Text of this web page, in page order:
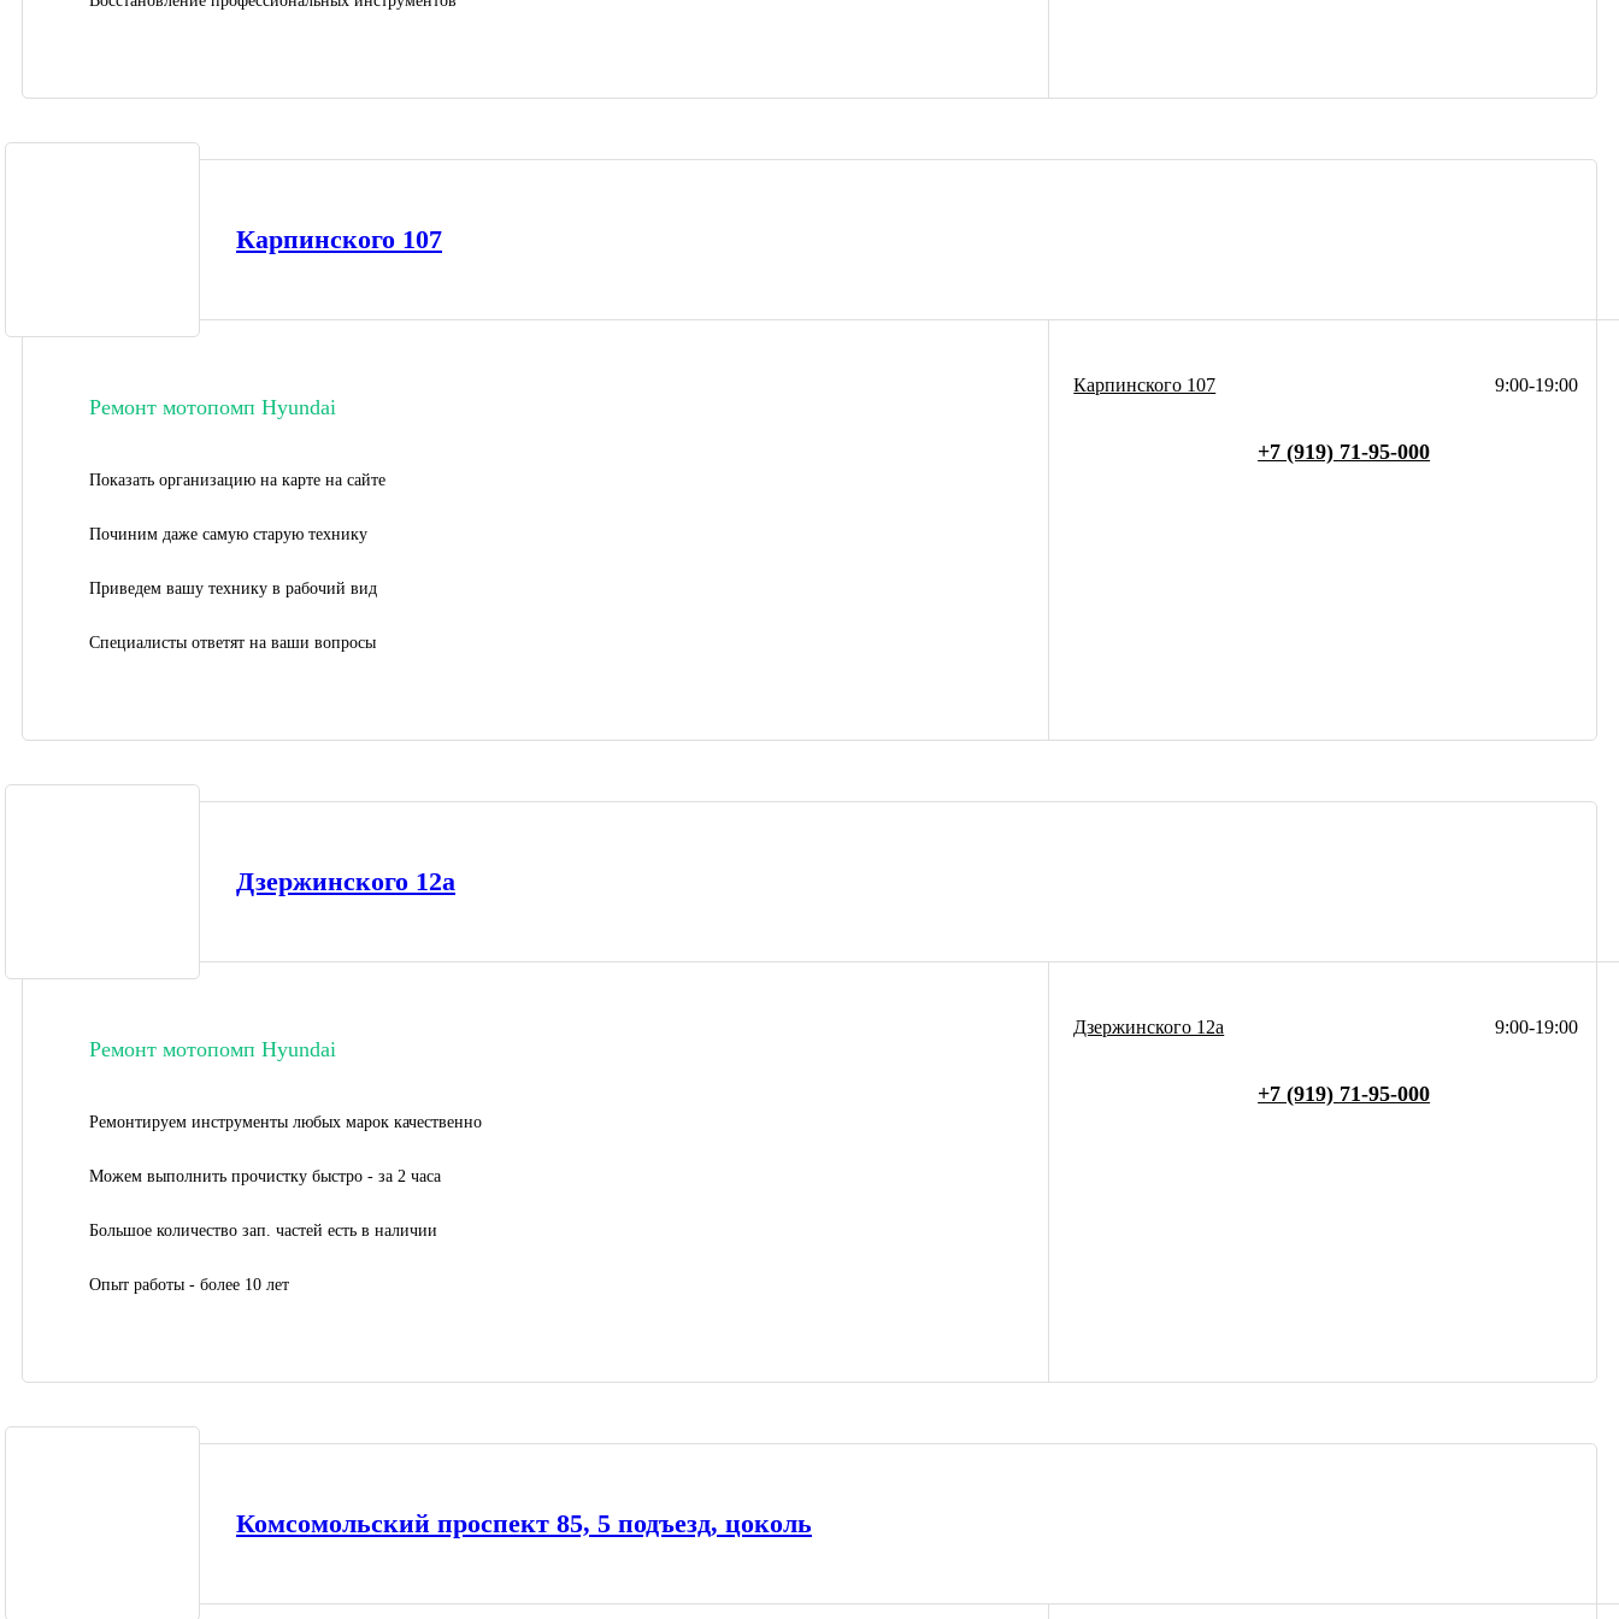
Карпинского 107
Ремонт мотопомп Hyundai
Показать организацию на карте на сайте
Починим даже самую старую технику
Приведем вашу технику в рабочий вид
Специалисты ответят на ваши вопросы
9:00-19:00
Карпинского 107
+7 (919) 71-95-000
Дзержинского 12а
Ремонт мотопомп Hyundai
Ремонтируем инструменты любых марок качественно
Можем выполнить прочистку быстро - за 2 часа
Большое количество зап. частей есть в наличии
Опыт работы - более 10 лет
9:00-19:00
Дзержинского 12а
+7 (919) 71-95-000
Комсомольский проспект 85, 5 подъезд, цоколь